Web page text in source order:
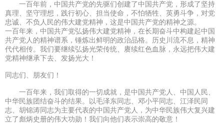
一百年前，中国共产党的先驱们创建了中国共产党，形成了坚持
真理、坚守理想，践行初心、担当使命，不怕牺牲、英勇斗争，对党
忠诚、不负人民的伟大建党精神，这是中国共产党的精神之源。
一百年来，中国共产党弘扬伟大建党精神，在长期奋斗中构建起中国
共产党人的精神谱系，锤炼出鲜明的政治品格。历史川流不息，精神
代代相传。我们要继续弘扬光荣传统、赓续红色血脉，永远把伟大建
党精神继承下去、发扬光大！
同志们、朋友们！
一百年来，我们取得的一切成就，是中国共产党人、中国人民、
中华民族团结奋斗的结果。以毛泽东同志、邓小平同志、江泽民同
志、胡锦涛同志为主要代表的中国共产党人，为中华民族伟大复兴建
立了彪炳史册的伟大功勋！我们向他们表示崇高的敬意！